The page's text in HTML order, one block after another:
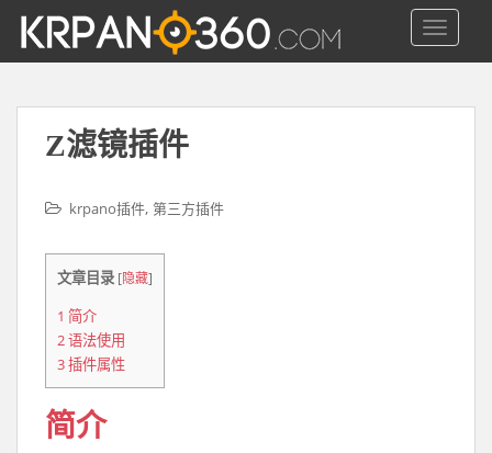
i
Z滤镜插件
krpano插件, 第三方插件
文章目录 [隐藏]
1 简介
2语法使用
3插件属性
简介